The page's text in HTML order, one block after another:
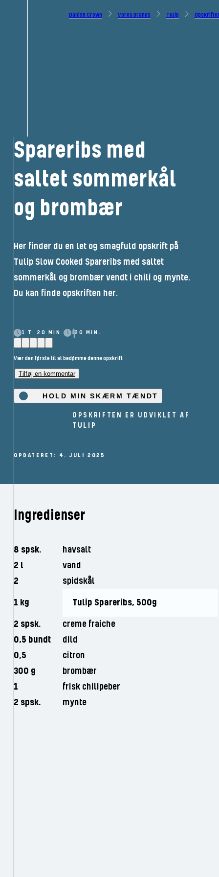
Danish Crown Vores brands Tulip
Spareribs med
saltet sommerkål
og brombær
Her finder du en let og smagfuld opskrift på
Tulip Slow Cooked Spareribs med saltet
sommerkål og brombær vendt i chili og mynte.
Du kan finde opskriften her.
1 T. 20 MIN. 20 MIN.
Vær den første til at bedømme denne opskrift
Tilføj en kommentar
HOLD MIN SKÆRM TÆNDT
OPSKRIFTEN ER UDVIKLET AF
TULIP
OPDATERET: 4. JULI 2025
Ingredienser
8 spsk.
havsalt
2 l
vand
2
spidskål
1 kg
Tulip Spareribs, 500g
2 spsk.
creme fraiche
0,5 bundt
dild
0,5
citron
300 g
brombær
1
frisk chilipeber
2 spsk.
mynte